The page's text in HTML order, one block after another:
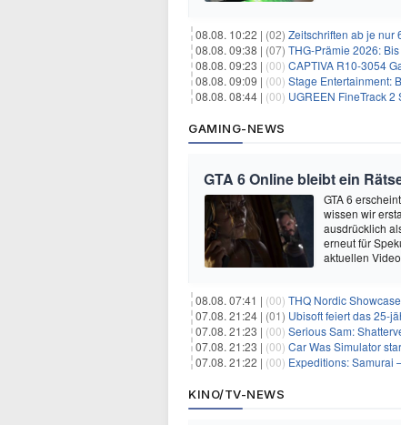
08.08. 10:22 | (02) Zeitschriften ab je nur
08.08. 09:38 | (07) THG-Prämie 2026:
08.08. 09:23 | (00) CAPTIVA R10-3054
08.08. 09:09 | (00) Stage Entertainment:
08.08. 08:44 | (00) UGREEN FineTrack
GAMING-NEWS
GTA 6 Online bleibt ein
GTA 6
wissen wir
ausdrücklich
erneut für
aktuellen
08.08. 07:41 | (00) THQ Nordic
07.08. 21:24 | (01) Ubisoft feiert das 25-
07.08. 21:23 | (00) Serious Sam:
07.08. 21:23 | (00) Car Was Simulator
07.08. 21:22 | (00) Expeditions: Samurai
KINO/TV-NEWS